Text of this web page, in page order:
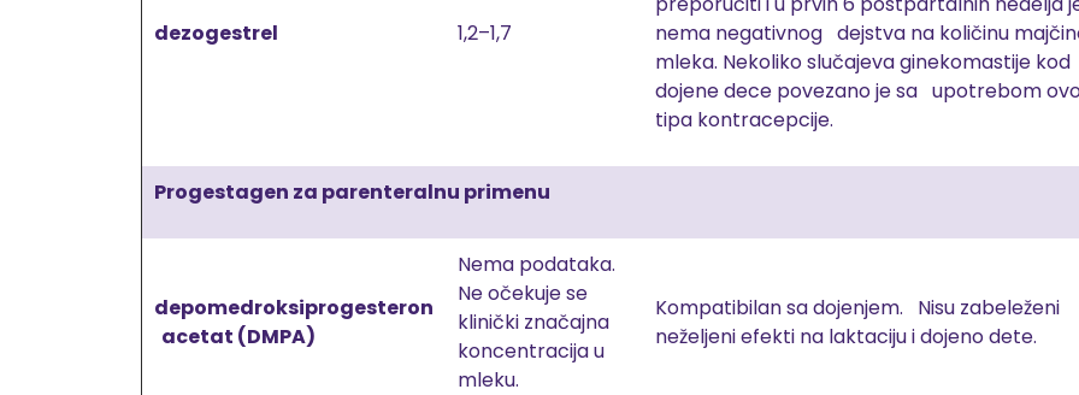
dezogestrel 1,2–1,7
nema negativnog dejstva na količinu
mleka. Nekoliko slučajeva ginekomastije kod
dojene dece povezano je sa upotrebom
tipa kontracepcije.
Progestagen za parenteralnu primenu
depomedroksiprogesteron
acetat (DMPA)
Nema podataka.
Ne očekuje se
klinički značajna
koncentracija u
mleku.
Kompatibilan sa dojenjem. Nisu zabeleženi
neželjeni efekti na laktaciju i dojeno dete.